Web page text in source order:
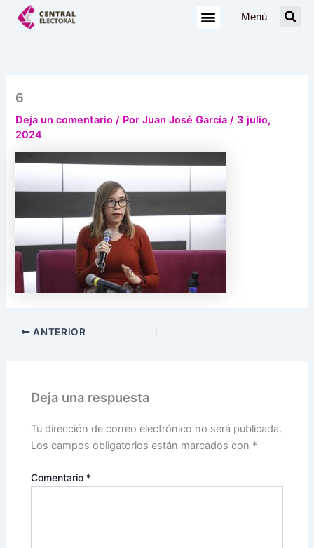
Menú
6
Deja un comentario / PorJuan José García/ 3 julio,
2024
ANTERIOR
Deja una respuesta
Tu dirección de correo electrónico no será publicada.
Los campos obligatorios están marcados con *
Comentario *